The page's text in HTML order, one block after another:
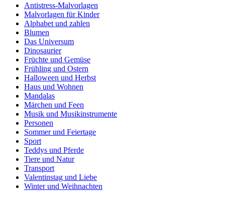
Antistress-Malvorlagen
Malvorlagen für Kinder
Alphabet und zahlen
Blumen
Das Universum
Dinosaurier
Früchte und Gemüse
Frühling und Ostern
Halloween und Herbst
Haus und Wohnen
Mandalas
Märchen und Feen
Musik und Musikinstrumente
Personen
Sommer und Feiertage
Sport
Teddys und Pferde
Tiere und Natur
Transport
Valentinstag und Liebe
Winter und Weihnachten